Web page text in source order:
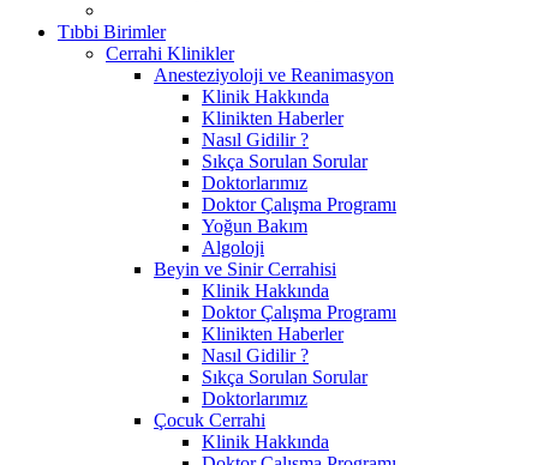
Tıbbi Birimler
Cerrahi Klinikler
Anesteziyoloji ve Reanimasyon
Klinik Hakkında
Klinikten Haberler
Nasıl Gidilir ?
Sıkça Sorulan Sorular
Doktorlarımız
Doktor Çalışma Programı
Yoğun Bakım
Algoloji
Beyin ve Sinir Cerrahisi
Klinik Hakkında
Doktor Çalışma Programı
Klinikten Haberler
Nasıl Gidilir ?
Sıkça Sorulan Sorular
Doktorlarımız
Çocuk Cerrahi
Klinik Hakkında